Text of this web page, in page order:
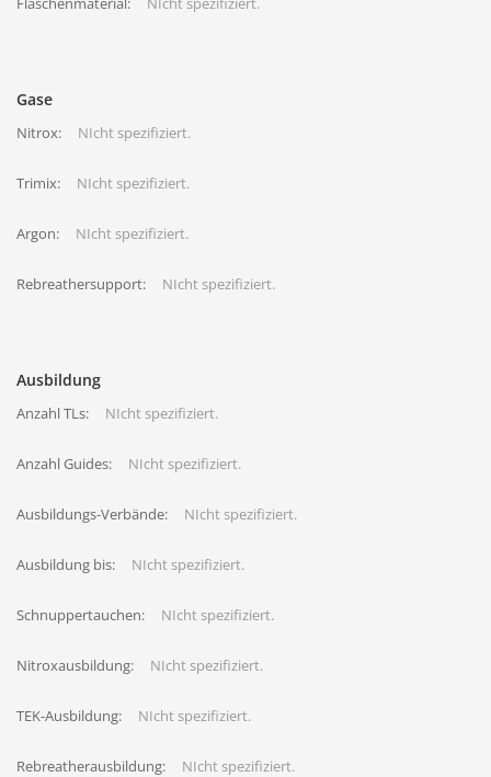
Gase
Nitrox: NIcht spezifiziert.
Trimix: NIcht spezifiziert.
Argon: NIcht spezifiziert.
Rebreathersupport: NIcht spezifiziert.
Ausbildung
Anzahl TLs: NIcht spezifiziert.
Anzahl Guides: NIcht spezifiziert.
Ausbildungs-Verbände: NIcht spezifiziert.
Ausbildung bis: NIcht spezifiziert.
Schnuppertauchen: NIcht spezifiziert.
Nitroxausbildung: NIcht spezifiziert.
TEK-Ausbildung: NIcht spezifiziert.
Rebreatherausbildung: NIcht spezifiziert.